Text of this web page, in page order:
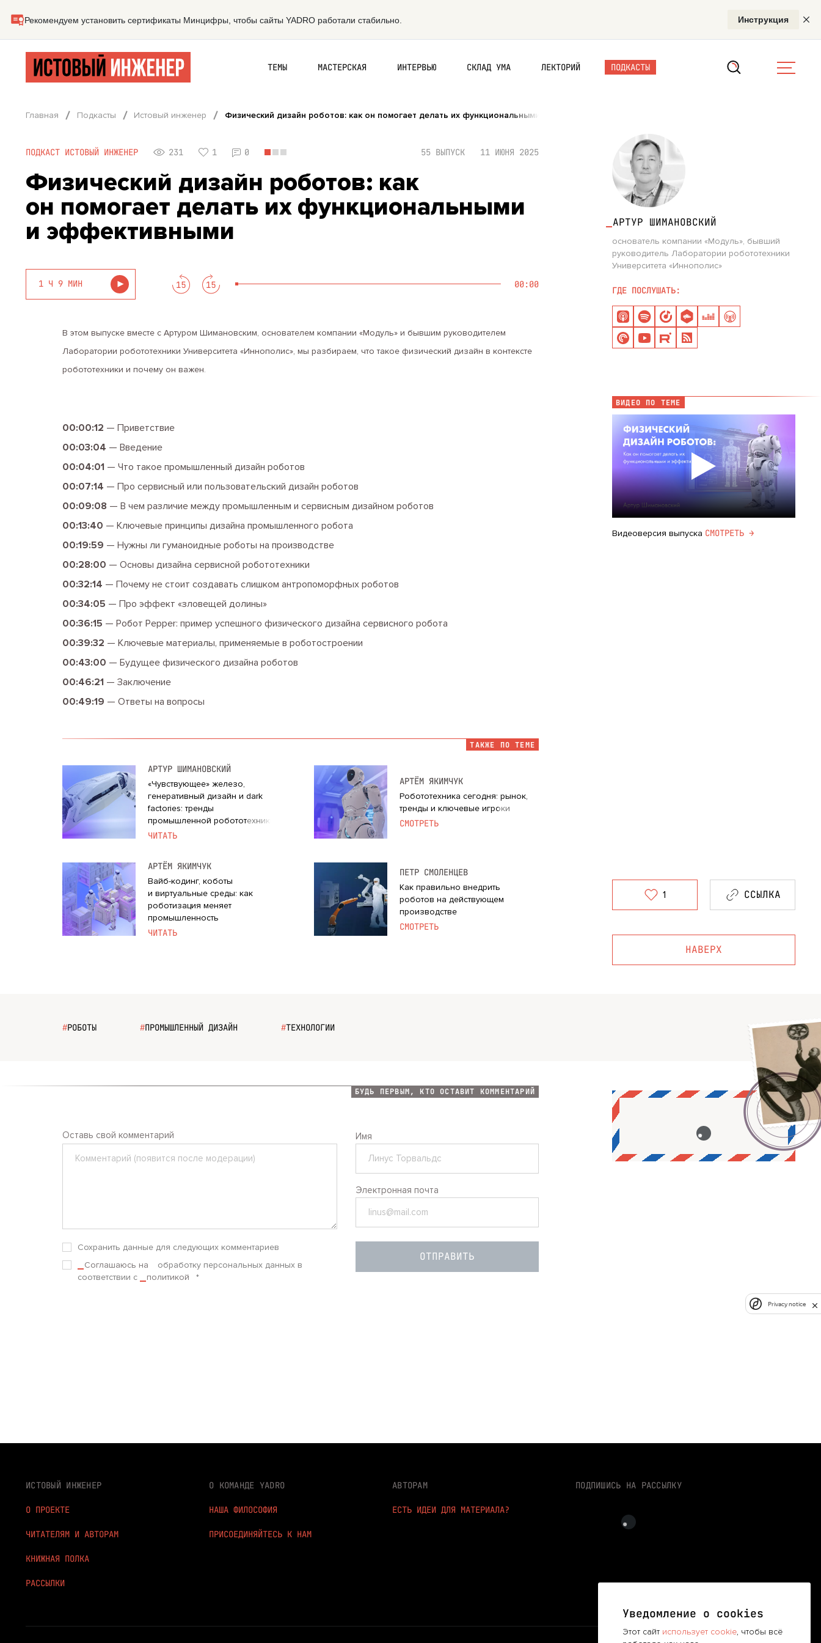
ТЕМЫ МАСТЕРСКАЯ ИНТЕРВЬЮ СКЛАД УМА ЛЕКТОРИЙ ПОДКАСТЫ
Главная Подкасты Истовый инженер Физический дизайн роботов: как он помогает делать их функциональными и эффективными
АРТУР ШИМАНОВСКИЙ
основатель компании «Модуль», бывший
руководитель Лаборатории робототехники
Университета «Иннополис»
ГДЕ ПОСЛУШАТЬ:
ПОДКАСТ ИСТОВЫЙ ИНЖЕНЕР 231 1 0 55 ВЫПУСК 11 ИЮНЯ 2025
Физический дизайн роботов: как
он помогает делать их функциональными
и эффективными
1 Ч 9 МИН 00:00
В этом выпуске вместе с Артуром Шимановским, основателем компании «Модуль» и бывшим руководителем
Лаборатории робототехники Университета «Иннополис», мы разбираем, что такое физический дизайн в контексте
робототехники и почему он важен.
ВИДЕО ПО ТЕМЕ
Видеоверсия выпуска CМОТРЕТЬ →
00:00:12 — Приветствие
00:03:04 — Введение
00:04:01 — Что такое промышленный дизайн роботов
00:07:14 — Про сервисный или пользовательский дизайн роботов
00:09:08 — В чем различие между промышленным и сервисным дизайном роботов
00:13:40 — Ключевые принципы дизайна промышленного робота
00:19:59 — Нужны ли гуманоидные роботы на производстве
00:28:00 — Основы дизайна сервисной робототехники
00:32:14 — Почему не стоит создавать слишком антропоморфных роботов
00:34:05 — Про эффект «‎зловещей долины»
00:36:15 — Робот Pepper: пример успешного физического дизайна сервисного робота
00:39:32 — Ключевые материалы, применяемые в роботостроении
00:43:00 — Будущее физического дизайна роботов
00:46:21 — Заключение
00:49:19 — Ответы на вопросы
ТАКЖЕ ПО ТЕМЕ
АРТУР ШИМАНОВСКИЙ
«Чувствующее» железо,
генеративный дизайн и dark
factories: тренды
промышленной робототехники
ЧИТАТЬ
АРТЁМ ЯКИМЧУК
Робототехника сегодня: рынок,
тренды и ключевые игроки
СМОТРЕТЬ
АРТЁМ ЯКИМЧУК
Вайб-кодинг, коботы
и виртуальные среды: как
роботизация меняет
промышленность
и компетенции инженеров
ЧИТАТЬ
ПЕТР СМОЛЕНЦЕВ
Как правильно внедрить
роботов на действующем
производстве
СМОТРЕТЬ
1 ССЫЛКА
НАВЕРХ
#РОБОТЫ #ПРОМЫШЛЕННЫЙ ДИЗАЙН #ТЕХНОЛОГИИ
БУДЬ ПЕРВЫМ, КТО ОСТАВИТ КОММЕНТАРИЙ
Оставь свой комментарий
Комментарий
Имя
Электронная почта
Сохранить данные для следующих комментариев
Соглашаюсь на
обработку персональных данных в
соответствии с
политикой *
ИСТОВЫЙ ИНЖЕНЕР
О ПРОЕКТЕ
ЧИТАТЕЛЯМ И АВТОРАМ
КНИЖНАЯ ПОЛКА
РАССЫЛКИ
О КОМАНДЕ YADRO
НАША ФИЛОСОФИЯ
ПРИСОЕДИНЯЙТЕСЬ К НАМ
АВТОРАМ
ЕСТЬ ИДЕИ ДЛЯ МАТЕРИАЛА?
ПОДПИШИСЬ НА РАССЫЛКУ
Уведомление о cookies
Этот сайт использует cookie, чтобы всё
Privacy notice